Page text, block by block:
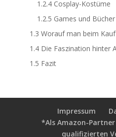
1.2.4Cosplay-Kostüme
1.2.5 Games und Bücher
1.3 Worauf man beim
1.4Die Faszination hinter
1.5 Fazit
Impressum
*Als Amazon-
qualifizierten